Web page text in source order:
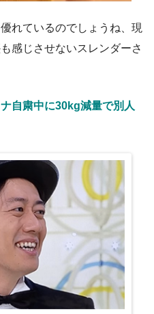
れているのでしょうね、現
感じさせないスレンダーさ
自粛中に30kg減量で別人